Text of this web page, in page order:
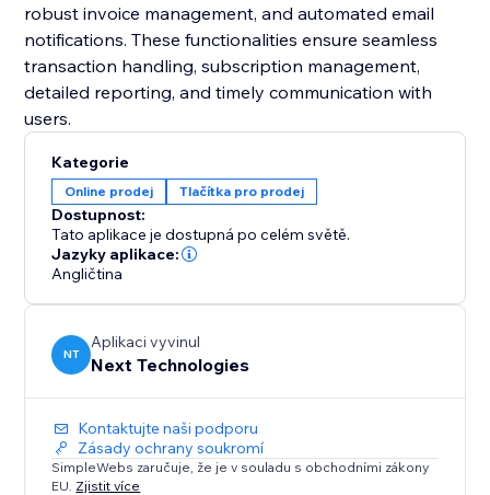
robust invoice management, and automated email
notifications. These functionalities ensure seamless
transaction handling, subscription management,
detailed reporting, and timely communication with
users.
Kategorie
Online prodej Tlačítka pro prodej
Dostupnost:
Tato aplikace je dostupná po celém světě.
Jazyky aplikace:
Angličtina
NT
Aplikaci vyvinul
Next Technologies
Kontaktujte naši podporu
Zásady ochrany soukromí
SimpleWebs zaručuje, že je v souladu s obchodními zákony
EU. Zjistit více